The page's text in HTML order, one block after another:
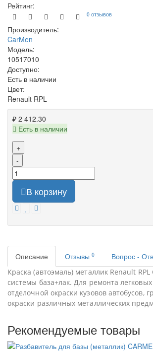
Рейтинг:
0 отзывов
Производитель:
CarMen
Модель:
10517010
Доступно:
Есть в наличии
Цвет:
Renault RPL
₽ 2 412.30
Есть в наличии
+
-
В корзину
Описание Отзывы 0 Вопрос -
Краска (автоэмаль) металлик Renault
системы база+лак. Для ремонта
отделочной окраски кузовов автобусов,
окраски различных металлических
Рекомендуемые товары